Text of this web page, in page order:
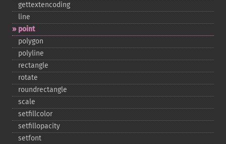
gettextencoding
line
point
polygon
polyline
rectangle
rotate
roundrectangle
scale
setfillcolor
setfillopacity
setfont